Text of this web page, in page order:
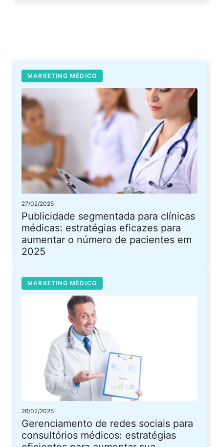
MARKETING MÉDICO
27/02/2025
Publicidade segmentada para clínicas
médicas: estratégias eficazes para
aumentar o número de pacientes em
2025
MARKETING MÉDICO
26/02/2025
Gerenciamento de redes sociais para
consultórios médicos: estratégias